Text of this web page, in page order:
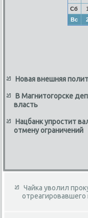
Сб
1
Вс
Новая внешняя
В Магнитогорске
власть
Нацбанк упростит
отмену ограничений
Чайка уволил